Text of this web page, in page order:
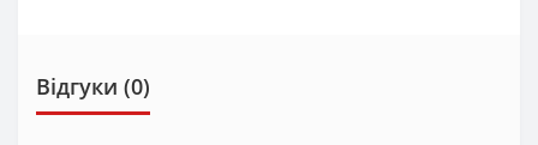
Відгуки (0)